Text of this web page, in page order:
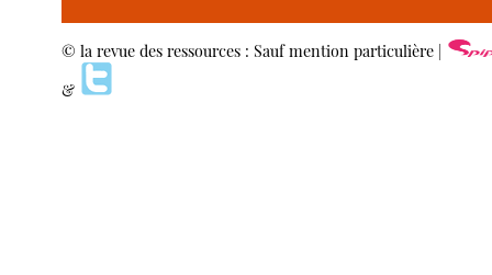
© la revue des ressources : Sauf mention particulière |
&